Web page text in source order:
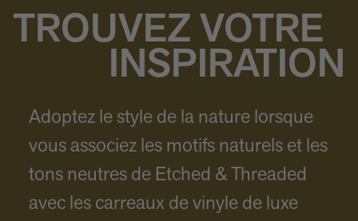
TROUVEZ VOTRE
INSPIRATION
Adoptez le style de la nature lorsque
vous associez les motifs naturels et les
tons neutres de Etched & Threaded
avec les carreaux de vinyle de luxe